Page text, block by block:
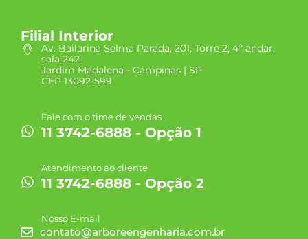
Filial Interior
Av. Bailarina Selma Parada, 201, Torre 2, 4º andar,
sala 242
Jardim Madalena - Campinas | SP
CEP 13092-599
Fale com o time de vendas
11 3742-6888 - Opção 1
Atendimento ao cliente
11 3742-6888 - Opção 2
Nosso E-mail
contato@arboreengenharia.com.br